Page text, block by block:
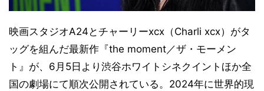
映画スタジオA24とチャーリーxcx（Charli xcx）がタ
ッグを組んだ最新作『the moment／ザ・モーメン
ト』が、6月5日より渋谷ホワイトシネクイントほか全
国の劇場にて順次公開されている。2024年に世界的現